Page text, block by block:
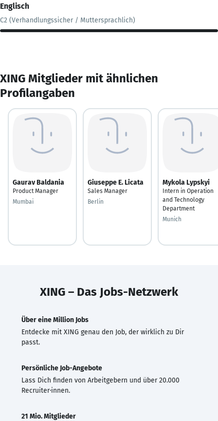
Englisch
C2 (Verhandlungssicher / Muttersprachlich)
XING Mitglieder mit ähnlichen
Profilangaben
Gaurav Baldania
Product Manager
Mumbai
Giuseppe E. Licata
Sales Manager
Berlin
Mykola Lypskyi
Intern in Operation
and Technology
Department
Munich
XING – Das Jobs-Netzwerk
Über eine Million Jobs
Entdecke mit XING genau den Job, der wirklich zu Dir
passt.
Persönliche Job-Angebote
Lass Dich finden von Arbeitgebern und über 20.000
Recruiter·innen.
21 Mio. Mitglieder